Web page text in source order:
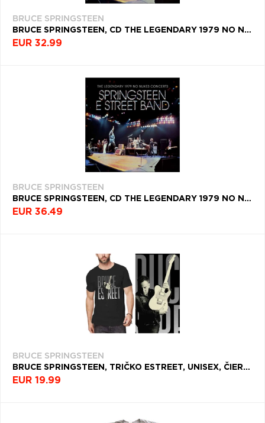
BRUCE SPRINGSTEEN
BRUCE SPRINGSTEEN, CD THE LEGENDARY 1979 NO NUKES CONCERTS (2CD + BLU-RAY)
EUR 32.99
BRUCE SPRINGSTEEN
BRUCE SPRINGSTEEN, CD THE LEGENDARY 1979 NO NUKES CONCERTS (2CD+DVD)
EUR 36.49
BRUCE SPRINGSTEEN
BRUCE SPRINGSTEEN, TRIČKO ESTREET, UNISEX, ČIERNA
EUR 19.99